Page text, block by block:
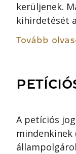
kerüljenek.
kihirdetését
Tovább
A petíciós
mindenkinek